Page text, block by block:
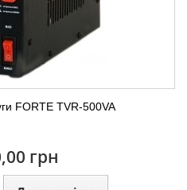
FORTE TVR-500VA
грн